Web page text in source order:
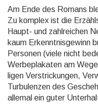
Am Ende des Romans
Zu komplex ist die
Haupt- und zahl­reichen
kaum Erkenntnis­gewinn
Personen (viele nicht
Werbe­plakaten am
ligen Verstri­ckungen,
Turbu­lenzen des
allemal ein guter